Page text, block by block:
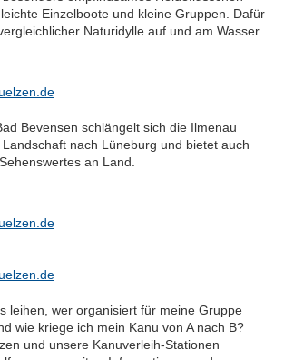
Einzelboote und kleine Gruppen. Dafür
Naturidylle auf und am Wasser.
Bevensen schlängelt sich die Ilmenau
nach Lüneburg und bietet auch
an Land.
leihen, wer organisiert für meine Gruppe
wie kriege ich mein Kanu von A nach B?
und unsere Kanuverleih-Stationen